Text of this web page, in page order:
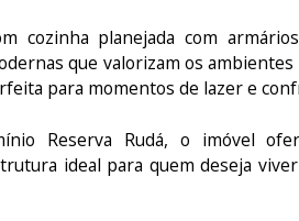
cozinha planejada com
que valorizam os ambientes
para momentos de lazer e
Reserva Rudá, o imóvel
ideal para quem deseja